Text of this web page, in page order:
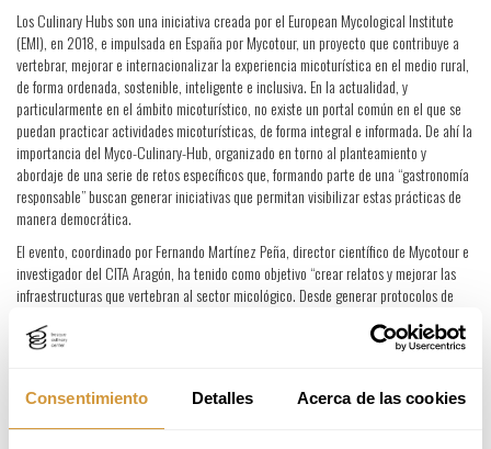
Consentimiento Detalles Acerca de las cookies
Los Culinary Hubs son una iniciativa creada por el European Mycological Institute
(EMI), en 2018, e impulsada en España por Mycotour, un proyecto que contribuye a
vertebrar, mejorar e internacionalizar la experiencia micoturística en el medio rural,
de forma ordenada, sostenible, inteligente e inclusiva. En la actualidad, y
particularmente en el ámbito micoturístico, no existe un portal común en el que se
puedan practicar actividades micoturísticas, de forma integral e informada. De ahí la
importancia del Myco-Culinary-Hub, organizado en torno al planteamiento y
abordaje de una serie de retos específicos que, formando parte de una “gastronomía
responsable” buscan generar iniciativas que permitan visibilizar estas prácticas de
manera democrática.
El evento, coordinado por Fernando Martínez Peña, director científico de Mycotour e
investigador del CITA Aragón, ha tenido como objetivo “crear relatos y mejorar las
infraestructuras que vertebran al sector micológico. Desde generar protocolos de
formas seguras y democráticas de hacer micoturismo”. En definitiva, una experiencia
Los retos de innovación micogastronómica que se discutieron en el Myco-Culinary-